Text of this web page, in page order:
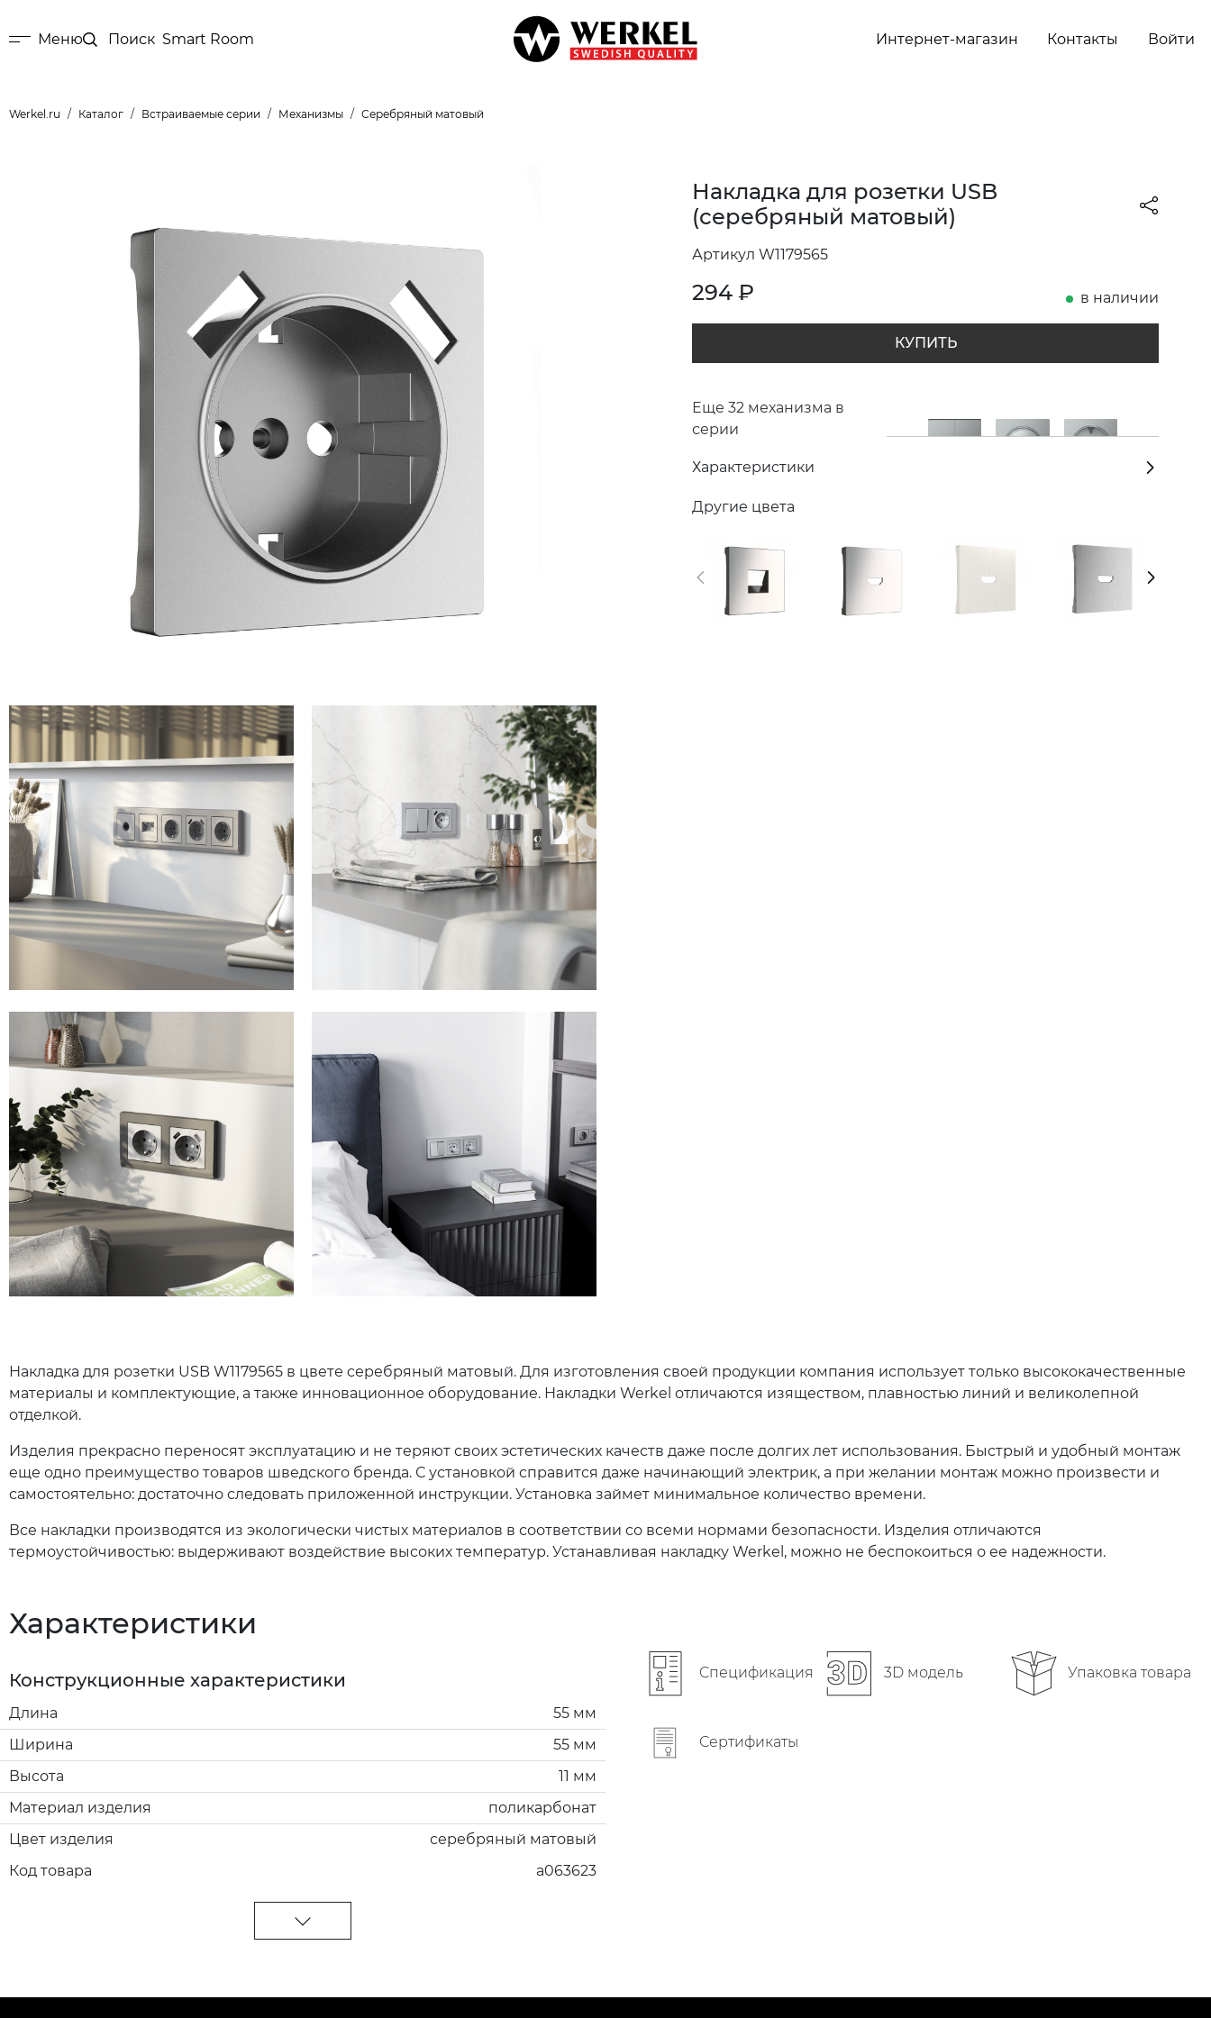
Меню Поиск Smart Room Интернет-магазин Контакты Войти
Werkel.ru Каталог Встраиваемые серии Механизмы Серебряный матовый
Накладка для розетки USB
(серебряный матовый)
Артикул W1179565
294 ₽ в наличии
КУПИТЬ
Еще 32 механизма в
серии
Характеристики
Другие цвета
Накладка для розетки USB W1179565 в цвете cеребряный матовый. Для изготовления своей продукции компания использует только высококачественные
материалы и комплектующие, а также инновационное оборудование. Накладки Werkel отличаются изяществом, плавностью линий и великолепной
отделкой.
Изделия прекрасно переносят эксплуатацию и не теряют своих эстетических качеств даже после долгих лет использования. Быстрый и удобный монтаж
еще одно преимущество товаров шведского бренда. С установкой справится даже начинающий электрик, а при желании монтаж можно произвести и
самостоятельно: достаточно следовать приложенной инструкции. Установка займет минимальное количество времени.
Все накладки производятся из экологически чистых материалов в соответствии со всеми нормами безопасности. Изделия отличаются
термоустойчивостью: выдерживают воздействие высоких температур. Устанавливая накладку Werkel, можно не беспокоиться о ее надежности.
Характеристики
Конструкционные характеристики
Длина
55 мм
Ширина
55 мм
Высота
11 мм
Материал изделия
поликарбонат
Цвет изделия
серебряный матовый
Код товара
a063623
Cпецификация 3D модель Упаковка товара
Сертификаты